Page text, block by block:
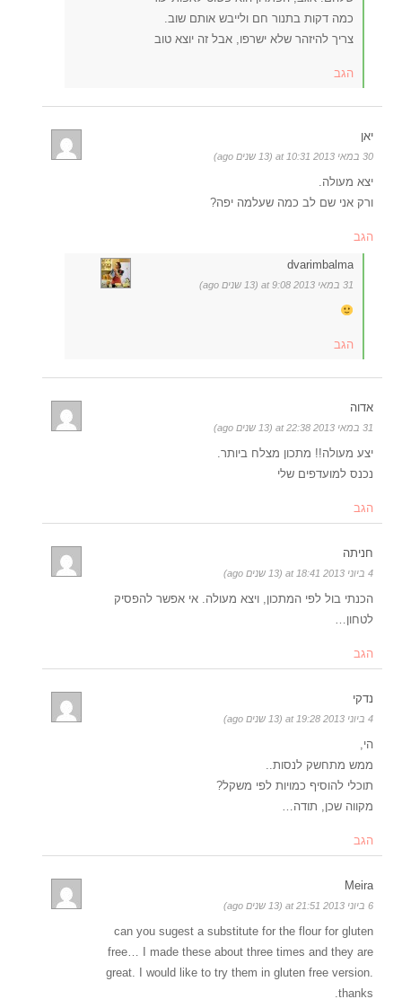
כמה דקות בתנור חם ולייבש אותם שוב.
צריך להיזהר שלא ישרפו, אבל זה יוצא טוב
הגב
יאן
30 במאי 2013 at 10:31 (13 שנים ago)
יצא מעולה.
ורק אני שם לב כמה שעלמה יפה?
הגב
dvarimbalma
31 במאי 2013 at 9:08 (13 שנים ago)
הגב
אדוה
31 במאי 2013 at 22:38 (13 שנים ago)
יצע מעולה!! מתכון מצלח ביותר.
נכנס למועדפים שלי
הגב
חניתה
4 ביוני 2013 at 18:41 (13 שנים ago)
הכנתי בול לפי המתכון, ויצא מעולה. אי אפשר להפסיק
לטחון…
הגב
נדקי
4 ביוני 2013 at 19:28 (13 שנים ago)
הי,
ממש מתחשק לנסות..
תוכלי להוסיף כמויות לפי משקל?
מקווה שכן, תודה…
הגב
Meira
6 ביוני 2013 at 21:51 (13 שנים ago)
can you sugest a substitute for the flour for gluten
free… I made these about three times and they are
great. I would like to try them in gluten free version.
thanks.